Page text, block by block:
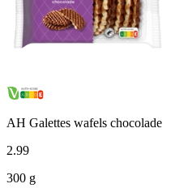
AH Galettes wafels chocolade
2.99
300 g